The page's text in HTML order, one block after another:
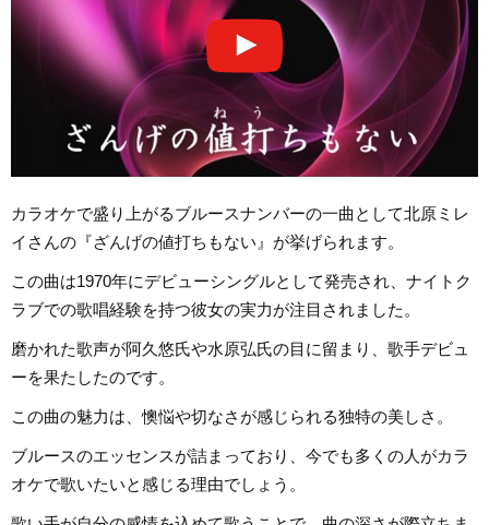
カラオケで盛り上がるブルースナンバーの一曲として北原ミレ
イさんの『ざんげの値打ちもない』が挙げられます。
この曲は1970年にデビューシングルとして発売され、ナイトク
ラブでの歌唱経験を持つ彼女の実力が注目されました。
磨かれた歌声が阿久悠氏や水原弘氏の目に留まり、歌手デビュ
ーを果たしたのです。
この曲の魅力は、懊悩や切なさが感じられる独特の美しさ。
ブルースのエッセンスが詰まっており、今でも多くの人がカラ
オケで歌いたいと感じる理由でしょう。